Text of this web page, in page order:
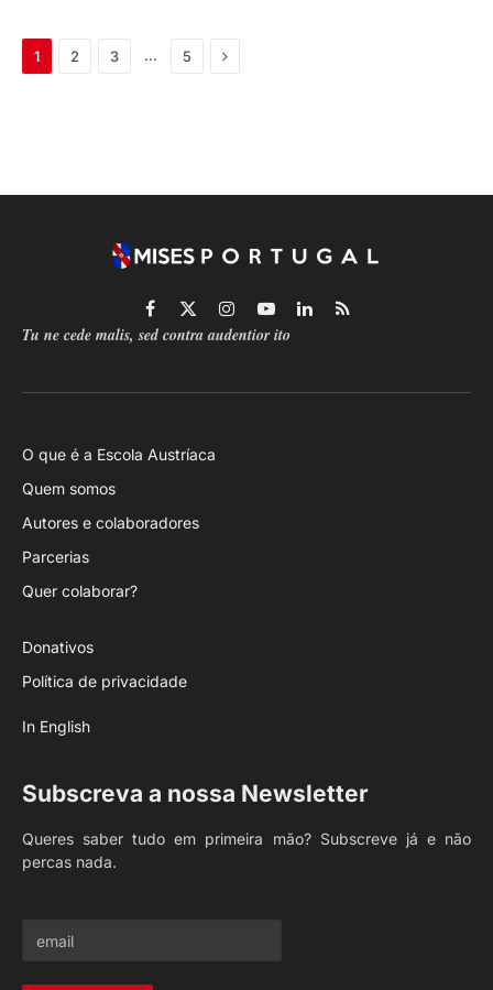
1 2 3 … 5 Próximo
Facebook
X
(Twitter)
Instagram
YouTubeLinkedIn
RSS
Tu ne cede malis, sed contra audentior ito
O que é a Escola Austríaca
Quem somos
Autores e colaboradores
Parcerias
Quer colaborar?
Donativos
Política de privacidade
In English
Subscreva a nossa Newsletter
Queres saber tudo em primeira mão? Subscreve já e não
percas nada.